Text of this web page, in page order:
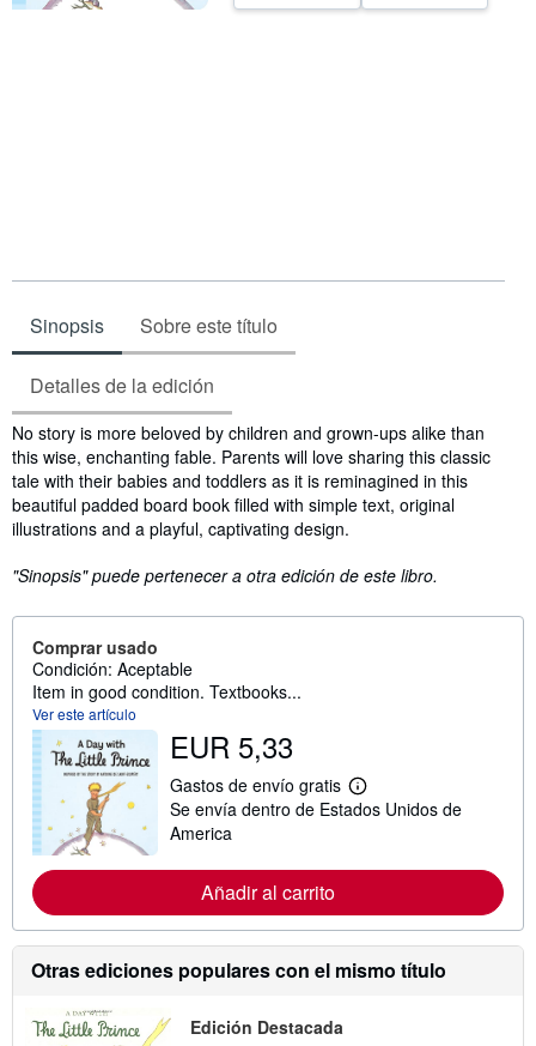
Sinopsis Sobre este título
Detalles de la edición
Sinopsis
No story is more beloved by children and grown-ups alike than
this wise, enchanting fable. Parents will love sharing this classic
tale with their babies and toddlers as it is reminagined in this
beautiful padded board book filled with simple text, original
illustrations and a playful, captivating design.
"Sinopsis" puede pertenecer a otra edición de este libro.
Comprar usado
Condición: Aceptable
Item in good condition. Textbooks...
Ver este artículo
EUR 5,33
Gastos de envío gratis
M
á
r
m
c
Se envía dentro de Estados Unidos de
America
Añadir al carrito
Otras ediciones populares con el mismo título
Edición Destacada